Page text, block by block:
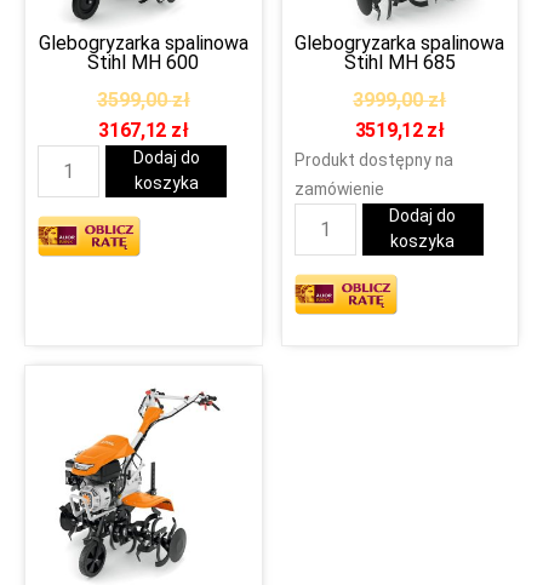
Glebogryzarka spalinowa
Stihl MH 600
3599,00zł
3167,12 zł
Dodaj do
koszyka
Glebogryzarka spalinowa
Stihl MH 685
3999,00zł
3519,12 zł
Produkt dostępny na
zamówienie
Dodaj do
koszyka